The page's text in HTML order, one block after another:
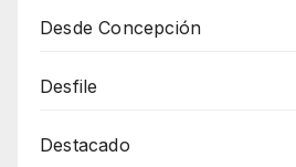
Desde Concepción
Desfile
Destacado